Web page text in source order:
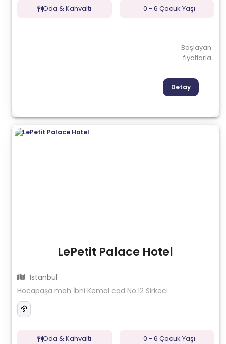
Oda & Kahvaltı 0 - 6 Çocuk Yaşı
Başlayan
fiyatlarla
Detay
LePetit Palace Hotel
İstanbul
Hocapaşa mah İbni Kemal cad No:12 Sirkeci
Oda & Kahvaltı 0 - 6 Çocuk Yaşı